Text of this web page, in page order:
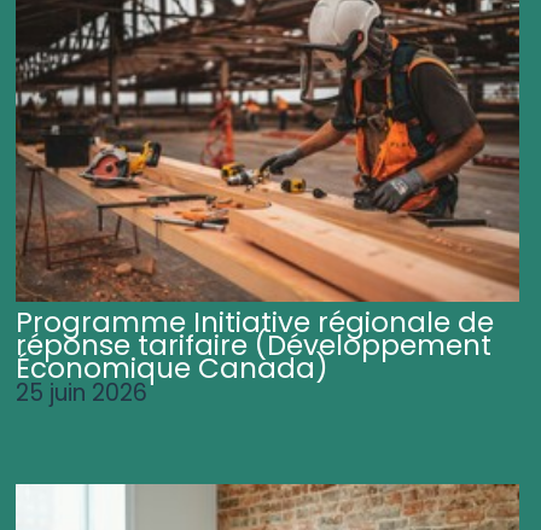
Programme Initiative régionale de
réponse tarifaire (Développement
Économique Canada)
25 juin 2026